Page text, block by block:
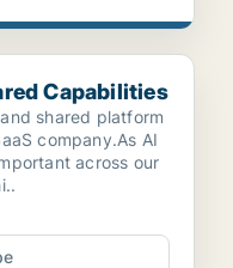
Capabilities
shared platform
company.As AI
across our